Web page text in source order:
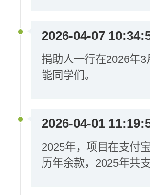
2026-04-07
捐助人一行在2026年
能同学们。
2026-04-01
2025年，项目在支付
历年余款，2025年共